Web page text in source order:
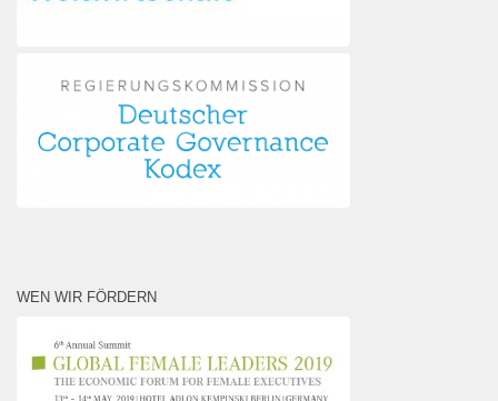
WEN WIR FÖRDERN